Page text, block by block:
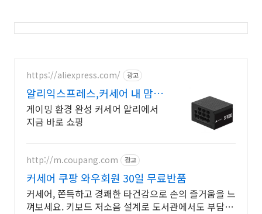
https://aliexpress.com/ 광고
알리익스프레스,커세어 내 맘에
쏙드는 오늘의 특가
게이밍 환경 완성 커세어 알리에서
지금 바로 쇼핑
http://m.coupang.com 광고
커세어 쿠팡 와우회원 30일 무료반품
커세어, 쫀득하고 경쾌한 타건감으로 손의 즐거움을 느
껴보세요. 키보드 저소음 설계로 도서관에서도 부담없